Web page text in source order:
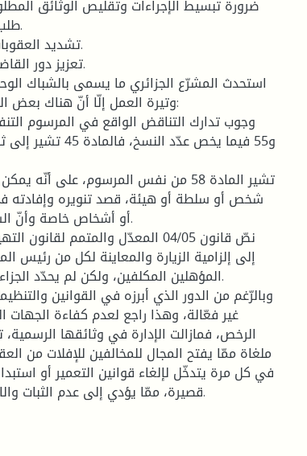
وتيرة العمل إلّا أنّ هناك بعض
شخص أو سلطة أو هيئة، قصد تنويره وإفادته
أو أشخاص خاصة وأنّ
إلى إلزامية الزيارة والمعاينة لكل من رئيس
المؤهلين المكلفين، ولكن لم يحدّد
وبالرّغم من الدور الذي أبرزه في القوانين
غير فعّالة، وهذا راجع لعدم كفاءة
الرخص، فمازالت الإدارة في وثائقها
ملغاة ممّا يفتح المجال للمخالفين للإفلات من
في كل مرة يتدخّل لإلغاء قوانين التعمير أو
قصيرة، ممّا يؤدي إلى عدم الثبات والاستقرار وخلق نوع من الفوضى.